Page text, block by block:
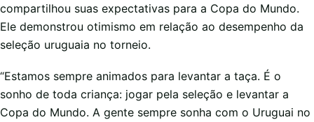
compartilhou suas expectativas para a Copa do Mundo.
Ele demonstrou otimismo em relação ao desempenho da
seleção uruguaia no torneio.
“Estamos sempre animados para levantar a taça. É o
sonho de toda criança: jogar pela seleção e levantar a
Copa do Mundo. A gente sempre sonha com o Uruguai no